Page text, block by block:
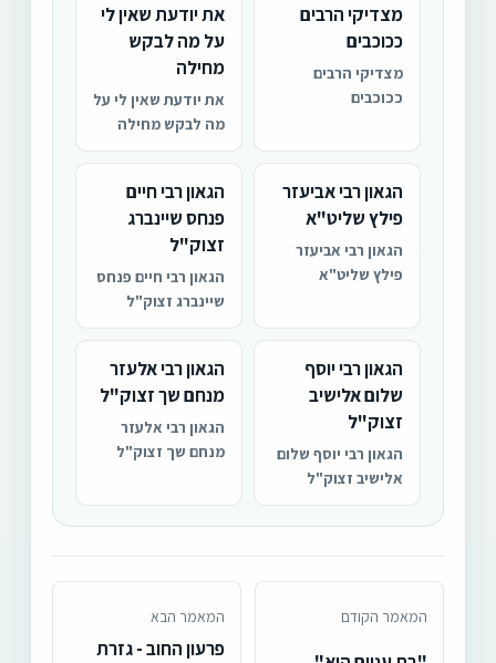
מצדיקי הרבים
ככוכבים
מצדיקי הרבים
ככוכבים
את יודעת שאין לי
על מה לבקש
מחילה
את יודעת שאין לי על
מה לבקש מחילה
הגאון רבי אביעזר
פילץ שליט"א
הגאון רבי אביעזר
פילץ שליט"א
הגאון רבי חיים
פנחס שיינברג
זצוק"ל
הגאון רבי חיים פנחס
שיינברג זצוק"ל
הגאון רבי יוסף
שלום אלישיב
זצוק"ל
הגאון רבי יוסף שלום
אלישיב זצוק"ל
הגאון רבי אלעזר
מנחם שך זצוק"ל
הגאון רבי אלעזר
מנחם שך זצוק"ל
המאמר הקודם המאמר הבא
פרעון החוב - גזרת